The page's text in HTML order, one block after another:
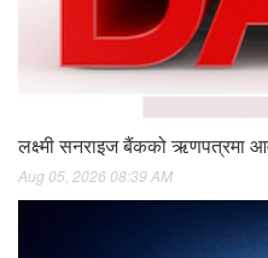
लक्ष्मी सनराइज बैंकको ऋणपत्रमा
Aug 05, 2026 08:39 AM